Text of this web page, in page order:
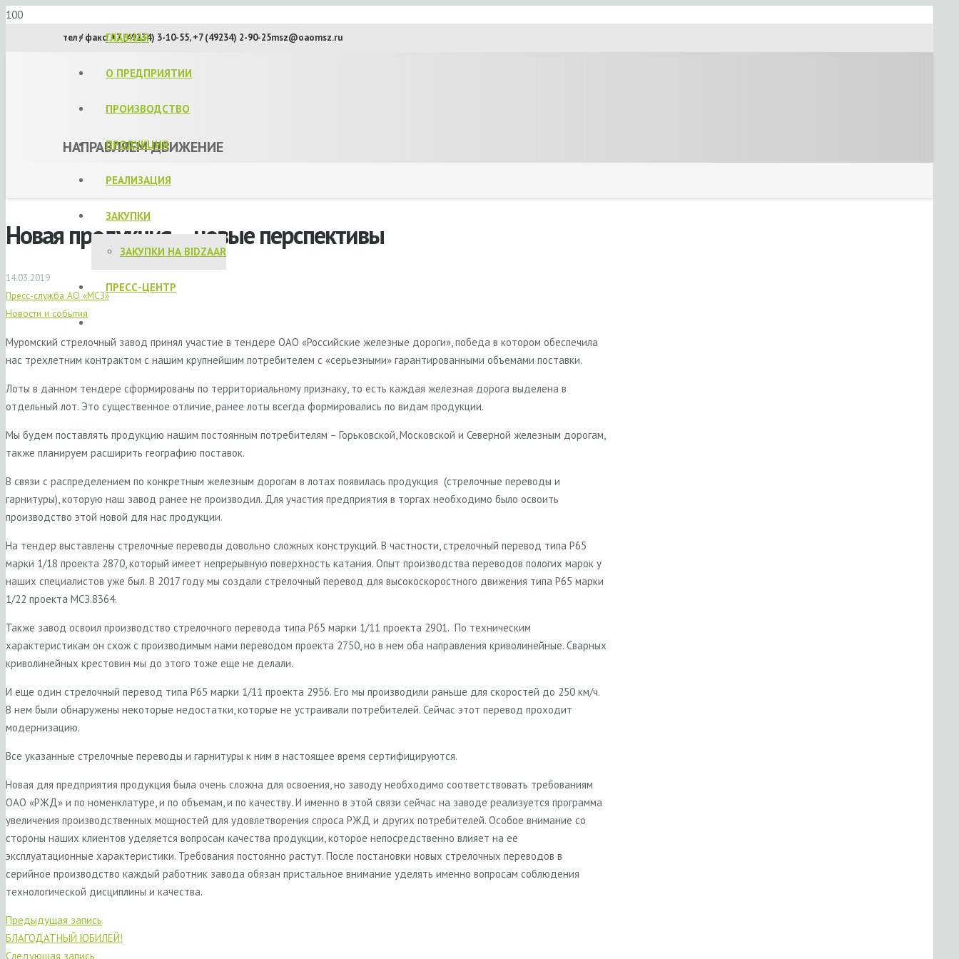
тел / факс: +7 (49234) 3-10-55, +7 (49234) 2-90-25msz@oaomsz.ru
НАПРАВЛЯЕМ ДВИЖЕНИЕ
ГЛАВНАЯ
О ПРЕДПРИЯТИИ
ПРОИЗВОДСТВО
ПРОДУКЦИЯ
РЕАЛИЗАЦИЯ
ЗАКУПКИ
ЗАКУПКИ НА BIDZAAR
ПРЕСС-ЦЕНТР
Новая продукция – новые перспективы
14.03.2019
Пресс-служба АО «МСЗ»
Новости и события
Муромский стрелочный завод принял участие в тендере ОАО «Российские железные дороги», победа в котором обеспечила
нас трехлетним контрактом с нашим крупнейшим потребителем с «серьезными» гарантированными объемами поставки.
Лоты в данном тендере сформированы по территориальному признаку, то есть каждая железная дорога выделена в
отдельный лот. Это существенное отличие, ранее лоты всегда формировались по видам продукции.
Мы будем поставлять продукцию нашим постоянным потребителям – Горьковской, Московской и Северной железным дорогам,
также планируем расширить географию поставок.
В связи с распределением по конкретным железным дорогам в лотах появилась продукция (стрелочные переводы и
гарнитуры), которую наш завод ранее не производил. Для участия предприятия в торгах необходимо было освоить
производство этой новой для нас продукции.
На тендер выставлены стрелочные переводы довольно сложных конструкций. В частности, стрелочный перевод типа Р65
марки 1/18 проекта 2870, который имеет непрерывную поверхность катания. Опыт производства переводов пологих марок у
наших специалистов уже был. В 2017 году мы создали стрелочный перевод для высокоскоростного движения типа Р65 марки
1/22 проекта МСЗ.8364.
Также завод освоил производство стрелочного перевода типа Р65 марки 1/11 проекта 2901. По техническим
характеристикам он схож с производимым нами переводом проекта 2750, но в нем оба направления криволинейные. Сварных
криволинейных крестовин мы до этого тоже еще не делали.
И еще один стрелочный перевод типа Р65 марки 1/11 проекта 2956. Его мы производили раньше для скоростей до 250 км/ч.
В нем были обнаружены некоторые недостатки, которые не устраивали потребителей. Сейчас этот перевод проходит
модернизацию.
Все указанные стрелочные переводы и гарнитуры к ним в настоящее время сертифицируются.
Новая для предприятия продукция была очень сложна для освоения, но заводу необходимо соответствовать требованиям
ОАО «РЖД» и по номенклатуре, и по объемам, и по качеству. И именно в этой связи сейчас на заводе реализуется программа
увеличения производственных мощностей для удовлетворения спроса РЖД и других потребителей. Особое внимание со
стороны наших клиентов уделяется вопросам качества продукции, которое непосредственно влияет на ее
эксплуатационные характеристики. Требования постоянно растут. После постановки новых стрелочных переводов в
серийное производство каждый работник завода обязан пристальное внимание уделять именно вопросам соблюдения
технологической дисциплины и качества.
Предыдущая запись
БЛАГОДАТНЫЙ ЮБИЛЕЙ!
Следующая запись